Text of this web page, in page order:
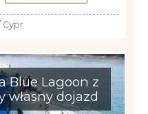
Cypr
Blue Lagoon z
własny dojazd